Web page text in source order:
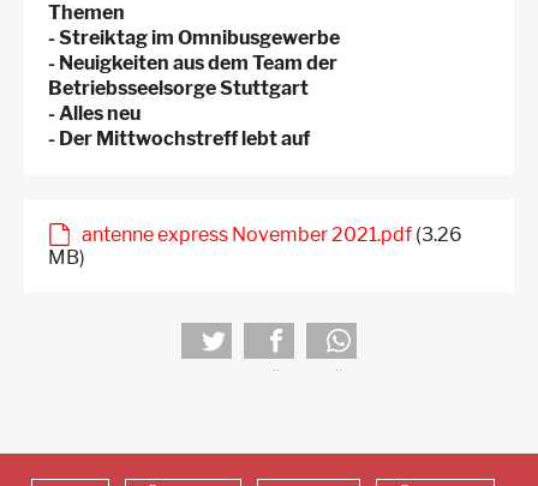
Themen
- Streiktag im Omnibusgewerbe
- Neuigkeiten aus dem Team der
Betriebsseelsorge Stuttgart
- Alles neu
- Der Mittwochstreff lebt auf
antenne express November 2021.pdf (3.26
MB)
teilen teilen